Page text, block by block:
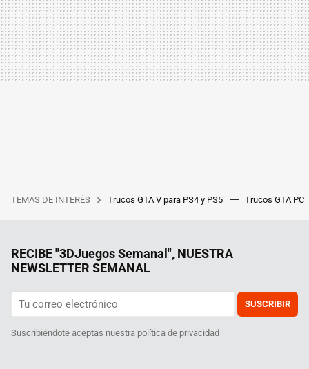
TEMAS DE INTERÉS Trucos GTA V para PS4 y PS5 Trucos GTA PC
RECIBE "3DJuegos Semanal", NUESTRA
NEWSLETTER SEMANAL
SUSCRIBIR
Suscribiéndote aceptas nuestra política de privacidad